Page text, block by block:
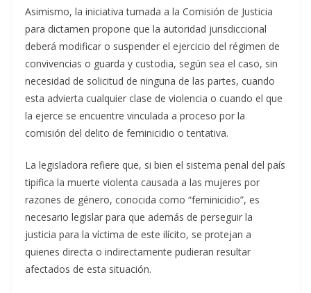
Asimismo, la iniciativa turnada a la Comisión de Justicia
para dictamen propone que la autoridad jurisdiccional
deberá modificar o suspender el ejercicio del régimen de
convivencias o guarda y custodia, según sea el caso, sin
necesidad de solicitud de ninguna de las partes, cuando
esta advierta cualquier clase de violencia o cuando el que
la ejerce se encuentre vinculada a proceso por la
comisión del delito de feminicidio o tentativa.
La legisladora refiere que, si bien el sistema penal del país
tipifica la muerte violenta causada a las mujeres por
razones de género, conocida como “feminicidio”, es
necesario legislar para que además de perseguir la
justicia para la víctima de este ilícito, se protejan a
quienes directa o indirectamente pudieran resultar
afectados de esta situación.